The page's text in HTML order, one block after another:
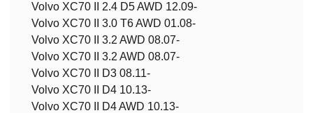
Volvo XC70 II 2.4 D5 AWD 12.09-
Volvo XC70 II 3.0 T6 AWD 01.08-
Volvo XC70 II 3.2 AWD 08.07-
Volvo XC70 II 3.2 AWD 08.07-
Volvo XC70 II D3 08.11-
Volvo XC70 II D4 10.13-
Volvo XC70 II D4 AWD 10.13-